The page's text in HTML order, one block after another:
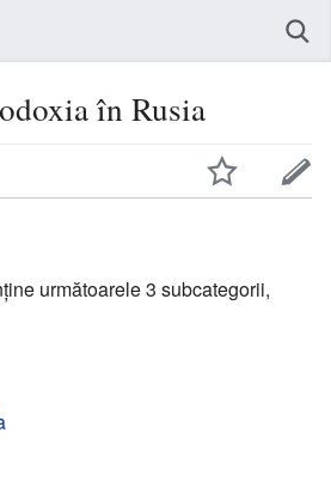
în Rusia
următoarele 3 subcategorii,